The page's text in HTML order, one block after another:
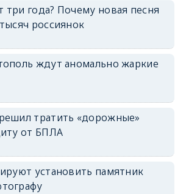
года? Почему новая песня
россиянок
ждут аномально жаркие
тратить «дорожные»
от БПЛА
установить памятник